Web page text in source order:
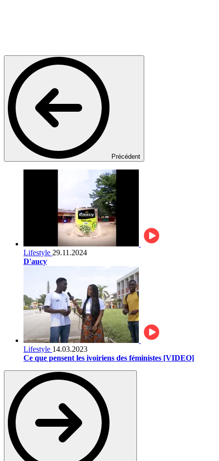
Précédent
Lifestyle 29.11.2024
D'aucy
Lifestyle 14.03.2023
Ce que pensent les ivoiriens des féministes [VIDEO]